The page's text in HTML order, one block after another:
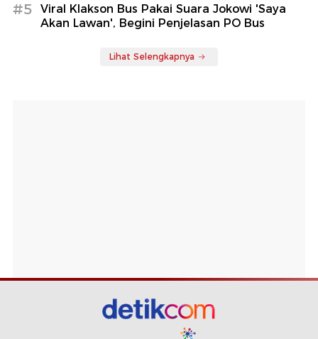
#5
Viral Klakson Bus Pakai Suara Jokowi 'Saya
Akan Lawan', Begini Penjelasan PO Bus
Lihat Selengkapnya